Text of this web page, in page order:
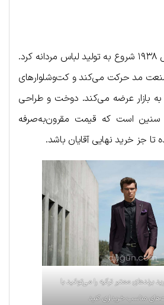
برندی قدیمی که از سال ۱۹۳۸ شروع به تولید لباس مردانه کرد.
صنعت مد حرکت می‌کند و کت‌وشلوارهای
بازار عرضه می‌کند. دوخت و طراحی
سنین است که قیمت مقرون‌به‌صرفه
جز خرید نهایی آقایان باشد.
برندهای معتبر ترکیه را می‌توانید با
مناسب خریداری کنید